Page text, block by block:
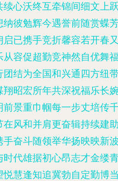
续心沃终互牵锦间细文上
纳彼勉辉今遇誉前随赏蝶
启已携手竞折馨容若开春
从容促超勤竞神然自优舞
团结为全国和兴通四方纽
翔昭宏所年共深祝福乐长
前景重巾帼每一步丈培传
在风和并肩更奋辑持续建
手奋斗随领举华扬映映新
时代雄据初心昂志才金缕
悦慧逢知追冀勃自定勤博